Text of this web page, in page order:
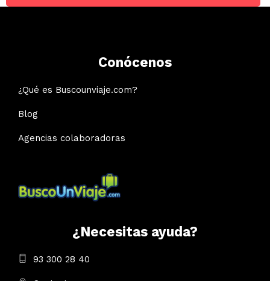
Conócenos
¿Qué es Buscounviaje.com?
Blog
Agencias colaboradoras
¿Necesitas ayuda?
93 300 28 40